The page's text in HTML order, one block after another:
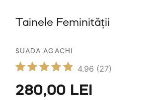
Tainele Feminității
SUADA AGACHI
la
4.96 (27)
280,00 LEI